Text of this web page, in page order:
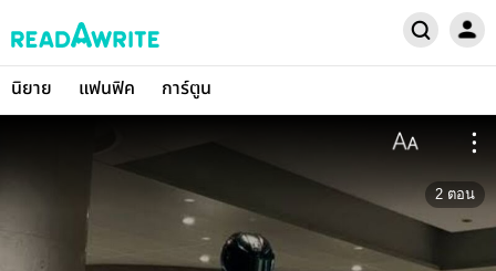
นิยาย แฟนฟิค การ์ตูน
2 ตอน